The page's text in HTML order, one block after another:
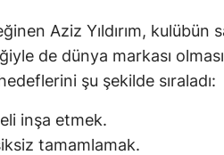
Aziz Yıldırım, kulübün
de dünya markası olması
şu şekilde sıraladı:
inşa etmek.
tamamlamak.